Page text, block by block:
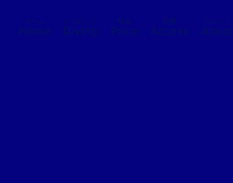
ホーム
Home
ダイビング
Diving
料金
Price
交通
Access
スタッフ
About